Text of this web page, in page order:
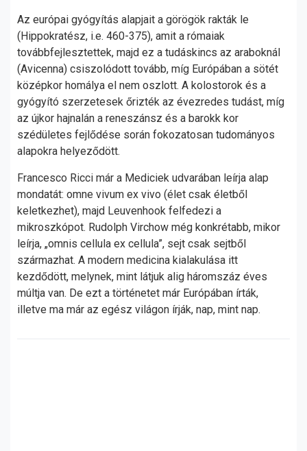
Az európai gyógyítás alapjait a görögök rakták le
(Hippokratész, i.e. 460-375), amit a rómaiak
továbbfejlesztettek, majd ez a tudáskincs az araboknál
(Avicenna) csiszolódott tovább, míg Európában a sötét
középkor homálya el nem oszlott. A kolostorok és a
gyógyító szerzetesek őrizték az évezredes tudást, míg
az újkor hajnalán a reneszánsz és a barokk kor
szédületes fejlődése során fokozatosan tudományos
alapokra helyeződött.
Francesco Ricci már a Mediciek udvarában leírja alap
mondatát: omne vivum ex vivo (élet csak életből
keletkezhet), majd Leuvenhook felfedezi a
mikroszkópot. Rudolph Virchow még konkrétabb, mikor
leírja, „omnis cellula ex cellula”, sejt csak sejtből
származhat. A modern medicina kialakulása itt
kezdődött, melynek, mint látjuk alig háromszáz éves
múltja van. De ezt a történetet már Európában írták,
illetve ma már az egész világon írják, nap, mint nap.